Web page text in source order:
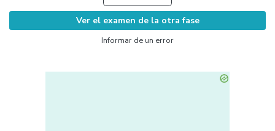
Ver el examen de la otra fase
Informar de un error